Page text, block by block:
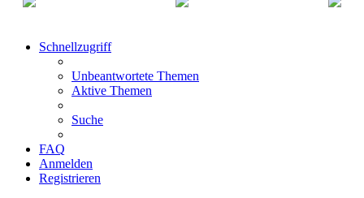
Schnellzugriff
Unbeantwortete Themen
Aktive Themen
Suche
FAQ
Anmelden
Registrieren